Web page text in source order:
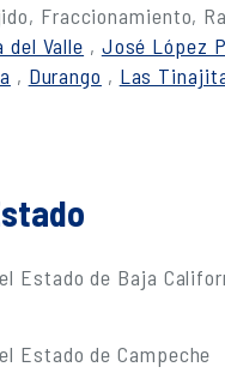
Fraccionamiento,
del Valle , José López
, Durango , Las
Estado de Baja
Estado de Campeche